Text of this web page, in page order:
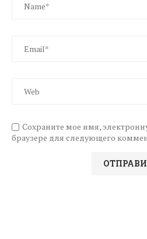
Сохраните мое имя,
браузере для следующего